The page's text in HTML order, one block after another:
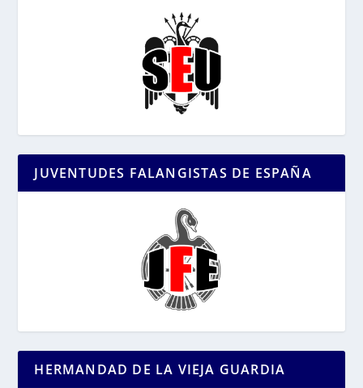
JUVENTUDES FALANGISTAS DE ESPAÑA
HERMANDAD DE LA VIEJA GUARDIA